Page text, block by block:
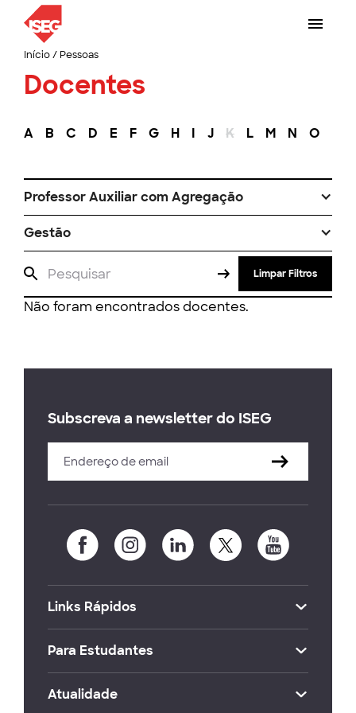
Início/ Pessoas
Docentes
A B C D E F G H I J K L M N O
Professor Auxiliar com Agregação
Gestão
Limpar Filtros
Não foram encontrados docentes.
Subscreva a newsletter do ISEG
Links Rápidos
Para Estudantes
Atualidade